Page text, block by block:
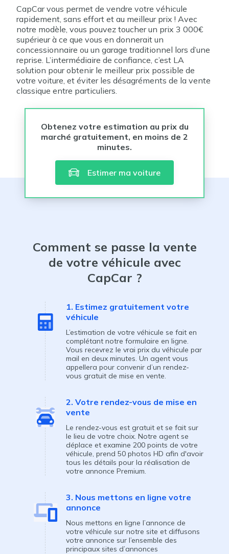
CapCar vous permet de vendre votre véhicule
rapidement, sans effort et au meilleur prix ! Avec
notre modèle, vous pouvez toucher un prix 3 000€
supérieur à ce que vous en donnerait un
concessionnaire ou un garage traditionnel lors d’une
reprise. L’intermédiaire de confiance, c’est LA
solution pour obtenir le meilleur prix possible de
votre voiture, et éviter les désagréments de la vente
classique entre particuliers.
Obtenez votre estimation au prix du
marché gratuitement, en moins de 2
minutes.
Estimer ma voiture
Comment se passe la vente
de votre véhicule avec
CapCar ?
1. Estimez gratuitement votre
véhicule
L’estimation de votre véhicule se fait en
complétant notre formulaire en ligne.
Vous recevrez le vrai prix du véhicule par
mail en deux minutes. Un agent vous
appellera pour convenir d’un rendez-
vous gratuit de mise en vente.
2. Votre rendez-vous de mise en
vente
Le rendez-vous est gratuit et se fait sur
le lieu de votre choix. Notre agent se
déplace et examine 200 points de votre
véhicule, prend 50 photos HD afin d'avoir
tous les détails pour la réalisation de
votre annonce Premium.
3. Nous mettons en ligne votre
annonce
Nous mettons en ligne l’annonce de
votre véhicule sur notre site et diffusons
votre annonce sur l’ensemble des
principaux sites d’annonces